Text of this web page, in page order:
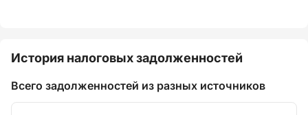
История налоговых задолженностей
Всего задолженностей из разных источников